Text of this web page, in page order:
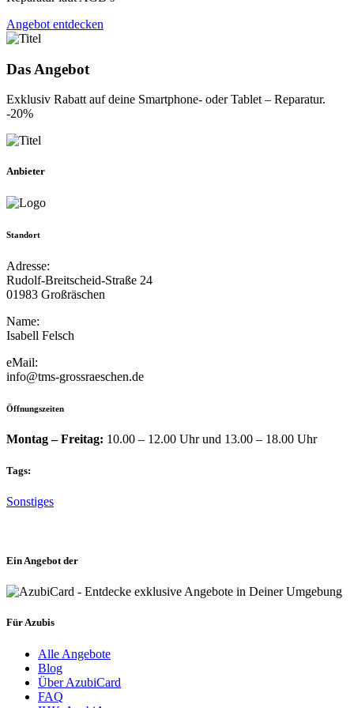
Angebot entdecken
Das Angebot
Exklusiv Rabatt auf deine Smartphone- oder Tablet – Reparatur.
-20%
Anbieter
Standort
Adresse:
Rudolf-Breitscheid-Straße 24
01983 Großräschen
Name:
Isabell Felsch
eMail:
info@tms-grossraeschen.de
Öffnungszeiten
Montag – Freitag: 10.00 – 12.00 Uhr und 13.00 – 18.00 Uhr
Tags:
Sonstiges
Ein Angebot der
Für Azubis
Alle Angebote
Blog
Über AzubiCard
FAQ